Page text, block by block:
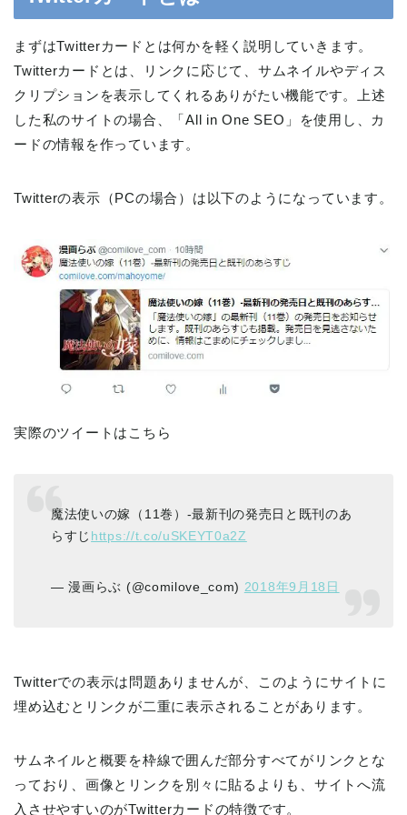
まずはTwitterカードとは何かを軽く説明していきます。
Twitterカードとは、リンクに応じて、サムネイルやディス
クリプションを表示してくれるありがたい機能です。上述
した私のサイトの場合、「All in One SEO」を使用し、カ
ードの情報を作っています。
Twitterの表示（PCの場合）は以下のようになっています。
実際のツイートはこちら
魔法使いの嫁（11巻）-最新刊の発売日と既刊のあ
らすじ https://t.co/uSKEYT0a2Z
— 漫画らぶ (@comilove_com) 2018年9月18日
Twitterでの表示は問題ありませんが、このようにサイトに
埋め込むとリンクが二重に表示されることがあります。
サムネイルと概要を枠線で囲んだ部分すべてがリンクとな
っており、画像とリンクを別々に貼るよりも、サイトへ流
入させやすいのがTwitterカードの特徴です。